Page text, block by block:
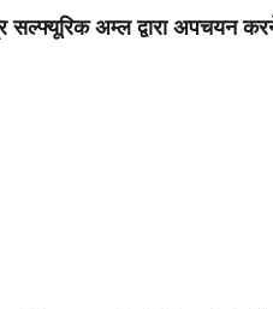
अम्ल द्वारा अपचयन